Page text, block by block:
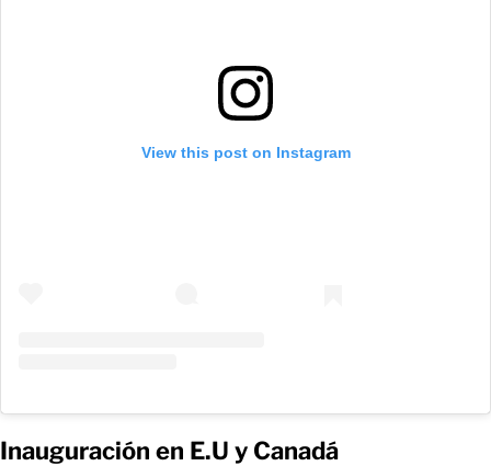
View this post on Instagram
Inauguración en E.U y Canadá